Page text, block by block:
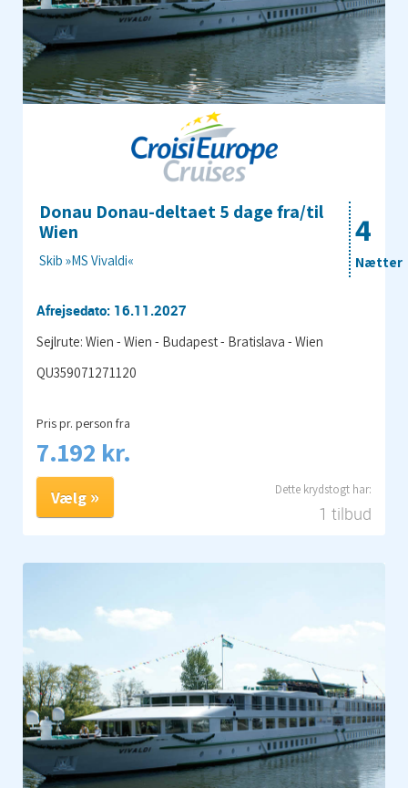
4
Nætter
Donau Donau-deltaet 5 dage fra/til
Wien
Skib »MS Vivaldi«
Afrejsedato: 16.11.2027
Sejlrute: Wien - Wien - Budapest - Bratislava - Wien
QU359071271120
Pris pr. person fra
7.192 kr.
1 tilbud
Vælg